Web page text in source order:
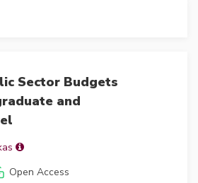
Sector Budgets
and
Open Access